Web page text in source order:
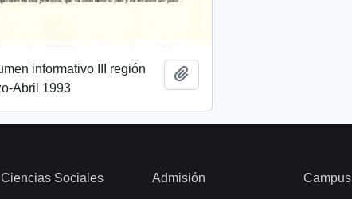
informativo III región
Abril 1993
Ciencias Sociales Admisión Campus